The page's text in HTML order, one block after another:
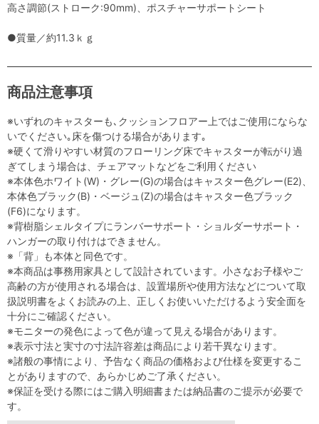
高さ調節(ストローク:90mm)、ポスチャーサポートシート
●質量／約11.3ｋｇ
商品注意事項
※いずれのキャスターも､クッションフロアー上ではご使用にならな
いでください｡床を傷つける場合があります｡
※硬くて滑りやすい材質のフローリング床でキャスターが転がり過
ぎてしまう場合は、チェアマットなどをご利用ください
※本体色ホワイト(W)・グレー(G)の場合はキャスター色グレー(E2)、
本体色ブラック(B)・ベージュ(Z)の場合はキャスター色ブラック
(F6)になります。
※背樹脂シェルタイプにランバーサポート・ショルダーサポート・
ハンガーの取り付けはできません。
※「背」も本体と同色です。
※本商品は事務用家具として設計されています。小さなお子様やご
高齢の方が使用される場合は、設置場所や使用方法などについて取
扱説明書をよくお読みの上、正しくお使いいただけるよう安全面を
十分にご確認ください。
※モニターの発色によって色が違って見える場合があります。
※表示寸法と実寸の寸法許容差は商品により若干異なります。
※諸般の事情により、予告なく商品の価格および仕様を変更するこ
とがありますので、あらかじめご了承ください。
※保証を受ける際にはご購入明細書または納品書のご提示が必要で
す。